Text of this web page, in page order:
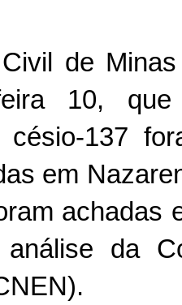
de
feira 10,
césio-137
em
achadas
da